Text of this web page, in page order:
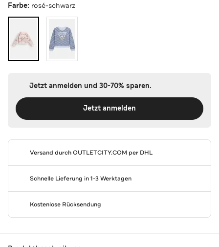
Farbe: rosé-schwarz
Jetzt anmelden und 30-70% sparen.
Jetzt anmelden
Versand durchOUTLETCITY.COM per DHL
Schnelle Lieferung in 1-3 Werktagen
Kostenlose Rücksendung